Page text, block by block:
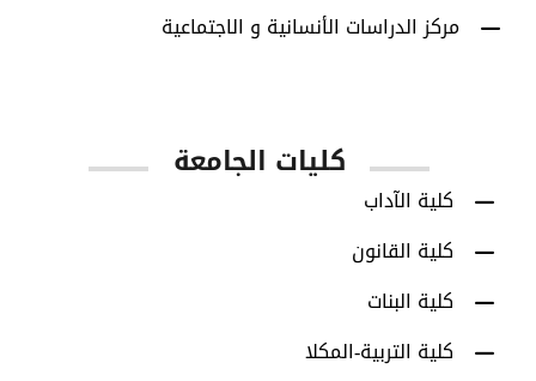
مركز الدراسات الأنسانية و الاجتماعية
كليات الجامعة
كلية الآداب
كلية القانون
كلية البنات
كلية التربية-المكلا